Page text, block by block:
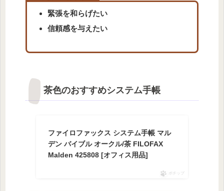
緊張を和らげたい
信頼感を与えたい
茶色のおすすめシステム手帳
ファイロファックス システム手帳 マル
デン バイブル オークル/茶 FILOFAX
Malden 425808 [オフィス用品]
ポチップ